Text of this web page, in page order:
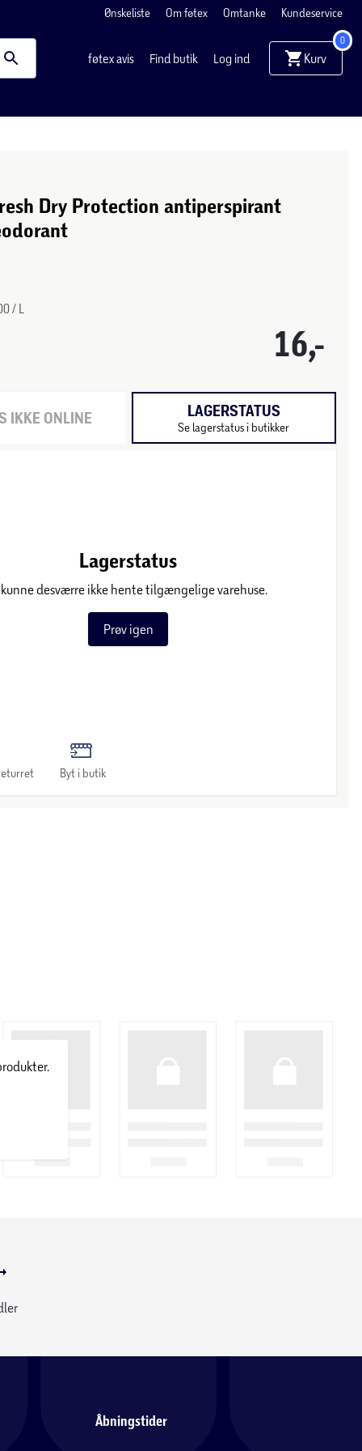
Ønskeliste Om føtex Omtanke Kundeservice
føtex avis Find butik Log ind Kurv
0
Dry Protection antiperspirant
/ L
16,-
IKKE ONLINE LAGERSTATUS
Se lagerstatus i butikker
Lagerstatus
kunne desværre ikke hente tilgængelige varehuse.
Prøv igen
Byt i butik
Åbningstider